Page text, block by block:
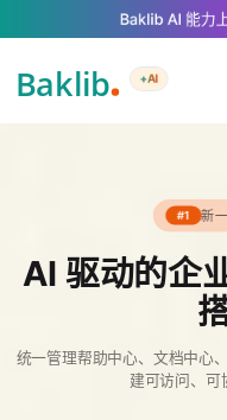
A Markdown version of this
Baklib AI 能力
+AI
#1 新
AI 驱动的企
统一管理帮助中心、文档中心
建可访问、可